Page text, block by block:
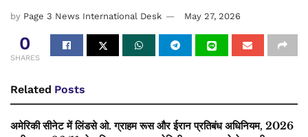
by Page 3 News International Desk May 27, 2026
0
SHARES
Related Posts
अमेरिकी सीनेट में लिंडसे ओ. ग्राहम रूस और ईरान प्रतिबंध अधिनियम, 2026